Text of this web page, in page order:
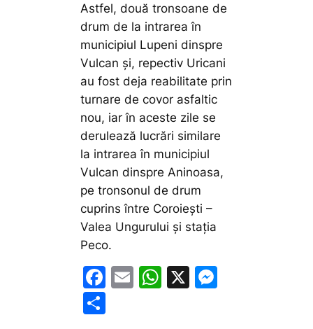
Astfel, două tronsoane de
drum de la intrarea în
municipiul Lupeni dinspre
Vulcan și, repectiv Uricani
au fost deja reabilitate prin
turnare de covor asfaltic
nou, iar în aceste zile se
derulează lucrări similare
la intrarea în municipiul
Vulcan dinspre Aninoasa,
pe tronsonul de drum
cuprins între Coroiești –
Valea Ungurului și stația
Peco.
F
E
W X